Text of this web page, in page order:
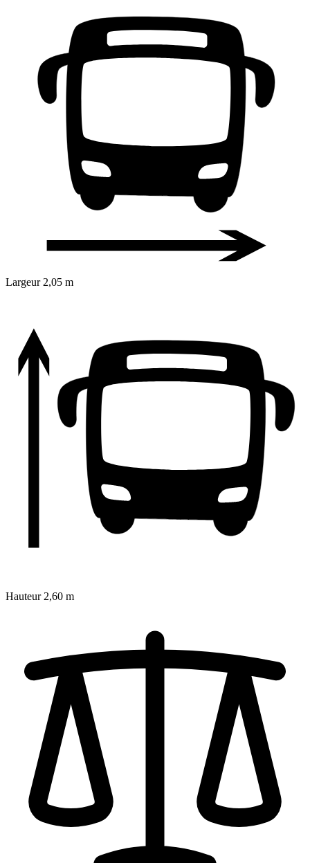
Largeur 2,05 m
Hauteur 2,60 m